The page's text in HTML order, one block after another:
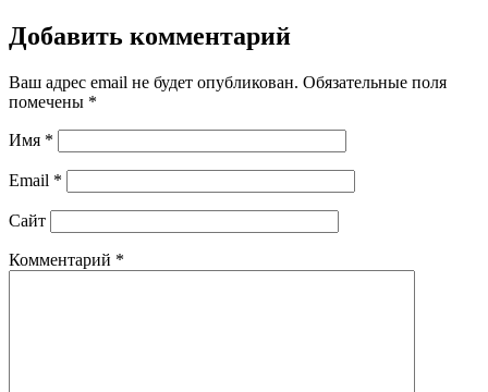
Добавить комментарий
Ваш адрес email не будет опубликован. Обязательные поля
помечены *
Имя *
Email *
Сайт
Комментарий *